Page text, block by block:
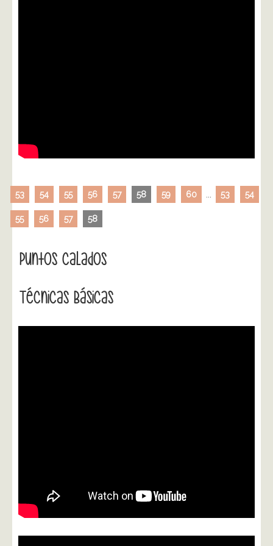
53 54 55 56 57 58 59 60 53 54
55 56 57 58
Puntos Calados
Técnicas Básicas